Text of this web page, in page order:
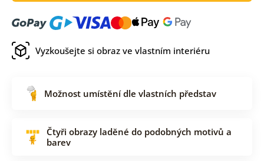
Vyzkoušejte si obraz ve vlastním interiéru
Možnost umístění dle vlastních představ
Čtyři obrazy laděné do podobných motivů a
barev